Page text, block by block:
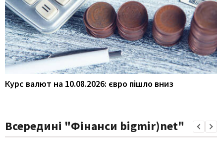
Курс валют на 10.08.2026: євро пішло вниз
Всередині "Фінанси bigmir)net"